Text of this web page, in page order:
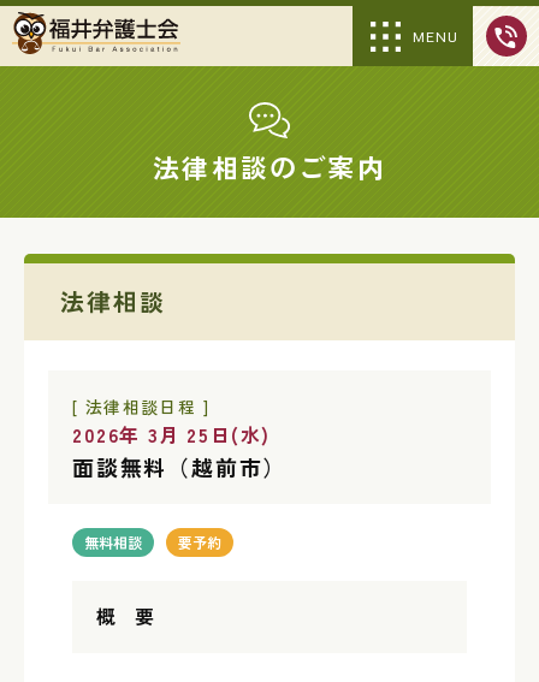
MENU
法律相談のご案内
法律相談
[ 法律相談日程 ]
2026年 3月 25日(水)
面談無料（越前市）
無料相談 要予約
概 要